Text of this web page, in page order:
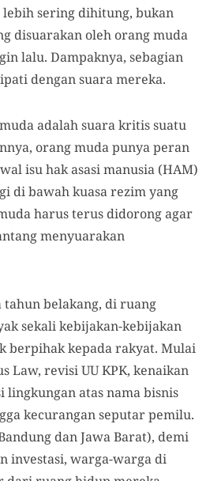
lebih sering dihitung, bukan
disuarakan oleh orang muda
lalu. Dampaknya, sebagian
dengan suara mereka.
adalah suara kritis suatu
orang muda punya peran
isu hak asasi manusia (HAM)
di bawah kuasa rezim yang
harus terus didorong agar
menyuarakan
belakang, di ruang
sekali kebijakan-kebijakan
berpihak kepada rakyat. Mulai
Law, revisi UU KPK, kenaikan
lingkungan atas nama bisnis
kecurangan seputar pemilu.
dan Jawa Barat), demi
investasi, warga-warga di